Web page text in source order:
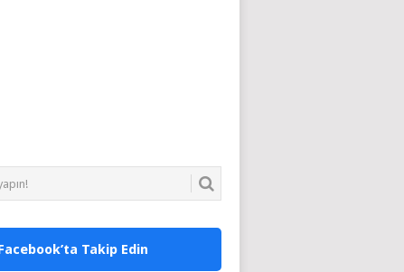
Takip Edin